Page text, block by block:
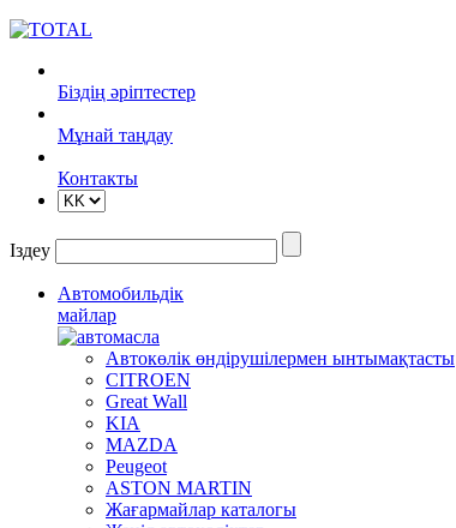
Біздің әріптестер
Mұнай таңдау
Контакты
Іздеу
Автомобильдік
майлар
Автокөлік өндірушілермен ынтымақтасты
CITROEN
Great Wall
KIA
MAZDA
Peugeot
ASTON MARTIN
Жағармайлар каталогы